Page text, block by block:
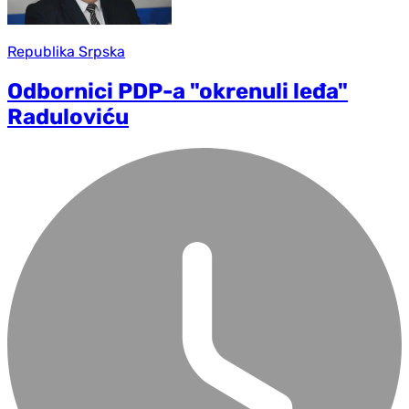
Republika Srpska
Odbornici PDP-a "okrenuli leđa"
Raduloviću